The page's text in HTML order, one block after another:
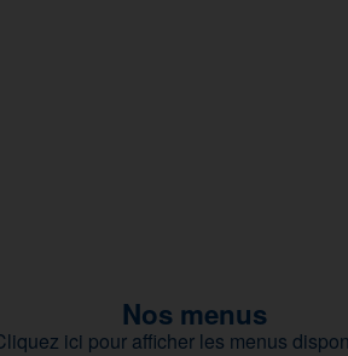
Nos menus
ici pour afficher les menus